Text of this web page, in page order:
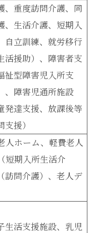
、重度訪問介護、同
、生活介護、短期入
自立訓練、就労移行
活援助）、障害者支
祉型障害児入所支
、障害児通所施設
発達支援、放課後等
援）
人ホーム、軽費老人
短期入所生活介
訪問介護）、老人デ
生活支援施設、乳児